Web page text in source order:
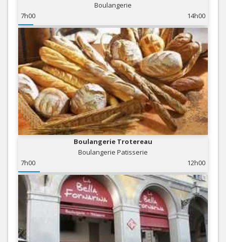
Boulangerie
7h00
14h00
Boulangerie Trotereau
Boulangerie Patisserie
7h00
12h00